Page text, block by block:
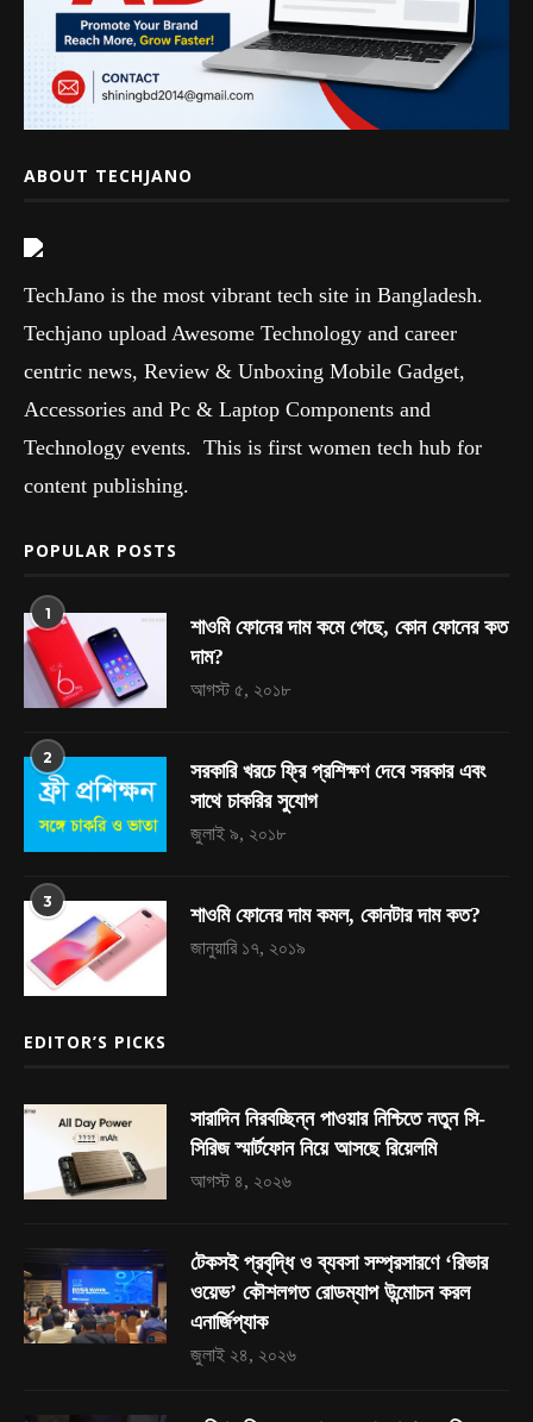
ABOUT TECHJANO
TechJano is the most vibrant tech site in Bangladesh.
Techjano upload Awesome Technology and career
centric news, Review & Unboxing Mobile Gadget,
Accessories and Pc & Laptop Components and
Technology events. This is first women tech hub for
content publishing.
POPULAR POSTS
1
শাওমি ফোনের দাম কমে গেছে, কোন ফোনের কত
দাম?
আগস্ট ৫, ২০১৮
2
সরকারি খরচে ফ্রি প্রশিক্ষণ দেবে সরকার এবং
সাথে চাকরির সুযোগ
জুলাই ৯, ২০১৮
3
শাওমি ফোনের দাম কমল, কোনটার দাম কত?
জানুয়ারি ১৭, ২০১৯
EDITOR’S PICKS
সারাদিন নিরবচ্ছিন্ন পাওয়ার নিশ্চিতে নতুন সি-
সিরিজ স্মার্টফোন নিয়ে আসছে রিয়েলমি
আগস্ট ৪, ২০২৬
টেকসই প্রবৃদ্ধি ও ব্যবসা সম্প্রসারণে ‘রিভার
ওয়েভ’ কৌশলগত রোডম্যাপ উন্মোচন করল
এনার্জিপ্যাক
জুলাই ২৪, ২০২৬